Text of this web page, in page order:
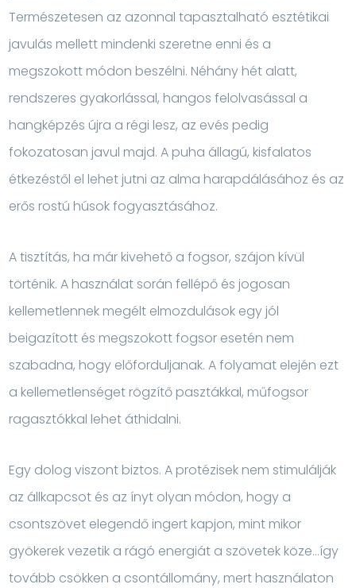
Természetesen az azonnal tapasztalható esztétikai
javulás mellett mindenki szeretne enni és a
megszokott módon beszélni. Néhány hét alatt,
rendszeres gyakorlással, hangos felolvasással a
hangképzés újra a régi lesz, az evés pedig
fokozatosan javul majd. A puha állagú, kisfalatos
étkezéstől el lehet jutni az alma harapdálásához és az
erős rostú húsok fogyasztásához.
A tisztítás, ha már kivehető a fogsor, szájon kívül
történik. A használat során fellépő és jogosan
kellemetlennek megélt elmozdulások egy jól
beigazított és megszokott fogsor esetén nem
szabadna, hogy előforduljanak. A folyamat elején ezt
a kellemetlenséget rögzítő pasztákkal, műfogsor
ragasztókkal lehet áthidalni.
Egy dolog viszont biztos. A protézisek nem stimulálják
az állkapcsot és az ínyt olyan módon, hogy a
csontszövet elegendő ingert kapjon, mint mikor
gyökerek vezetik a rágó energiát a szövetek köze…így
tovább csökken a csontállomány, mert használaton